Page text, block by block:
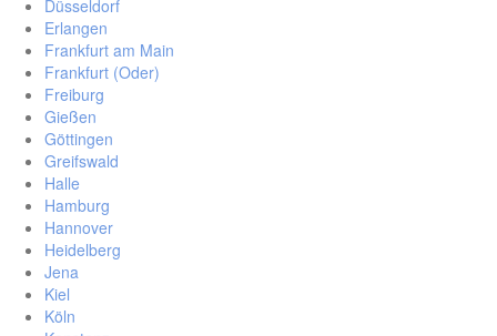
Düsseldorf
Erlangen
Frankfurt am Main
Frankfurt (Oder)
Freiburg
Gießen
Göttingen
Greifswald
Halle
Hamburg
Hannover
Heidelberg
Jena
Kiel
Köln